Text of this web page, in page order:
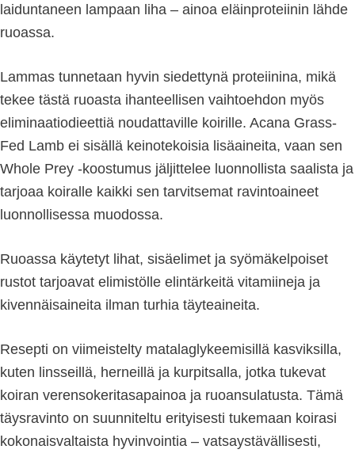
laiduntaneen lampaan liha – ainoa eläinproteiinin lähde
ruoassa.
Lammas tunnetaan hyvin siedettynä proteiinina, mikä
tekee tästä ruoasta ihanteellisen vaihtoehdon myös
eliminaatiodieettiä noudattaville koirille. Acana Grass-
Fed Lamb ei sisällä keinotekoisia lisäaineita, vaan sen
Whole Prey -koostumus jäljittelee luonnollista saalista ja
tarjoaa koiralle kaikki sen tarvitsemat ravintoaineet
luonnollisessa muodossa.
Ruoassa käytetyt lihat, sisäelimet ja syömäkelpoiset
rustot tarjoavat elimistölle elintärkeitä vitamiineja ja
kivennäisaineita ilman turhia täyteaineita.
Resepti on viimeistelty matalaglykeemisillä kasviksilla,
kuten linsseillä, herneillä ja kurpitsalla, jotka tukevat
koiran verensokeritasapainoa ja ruoansulatusta. Tämä
täysravinto on suunniteltu erityisesti tukemaan koirasi
kokonaisvaltaista hyvinvointia – vatsaystävällisesti,